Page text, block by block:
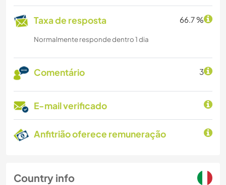
Taxa de resposta 66.7 %
Normalmente responde dentro 1 dia
Comentário 3
E-mail verificado
Anfitrião oferece remuneração
Country info